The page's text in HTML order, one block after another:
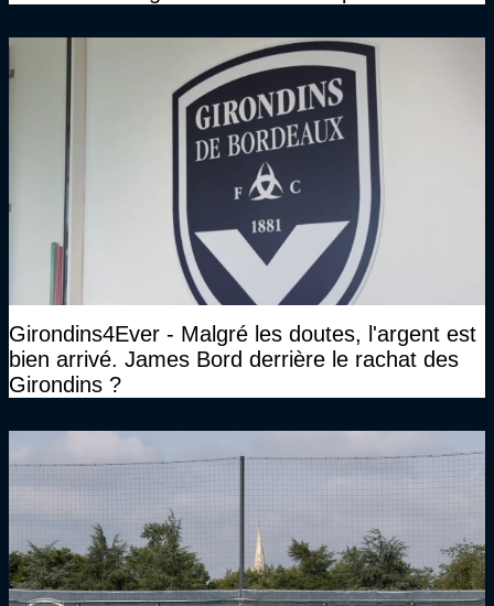
Girondins4Ever - Malgré les doutes, l'argent est
bien arrivé. James Bord derrière le rachat des
Girondins ?